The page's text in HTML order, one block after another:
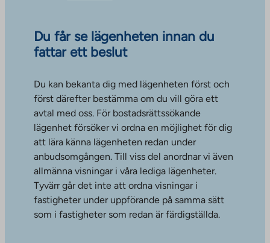
Du får se lägenheten innan du
fattar ett beslut
Du kan bekanta dig med lägenheten först och
först därefter bestämma om du vill göra ett
avtal med oss. För bostadsrättssökande
lägenhet försöker vi ordna en möjlighet för dig
att lära känna lägenheten redan under
anbudsomgången. Till viss del anordnar vi även
allmänna visningar i våra lediga lägenheter.
Tyvärr går det inte att ordna visningar i
fastigheter under uppförande på samma sätt
som i fastigheter som redan är färdigställda.